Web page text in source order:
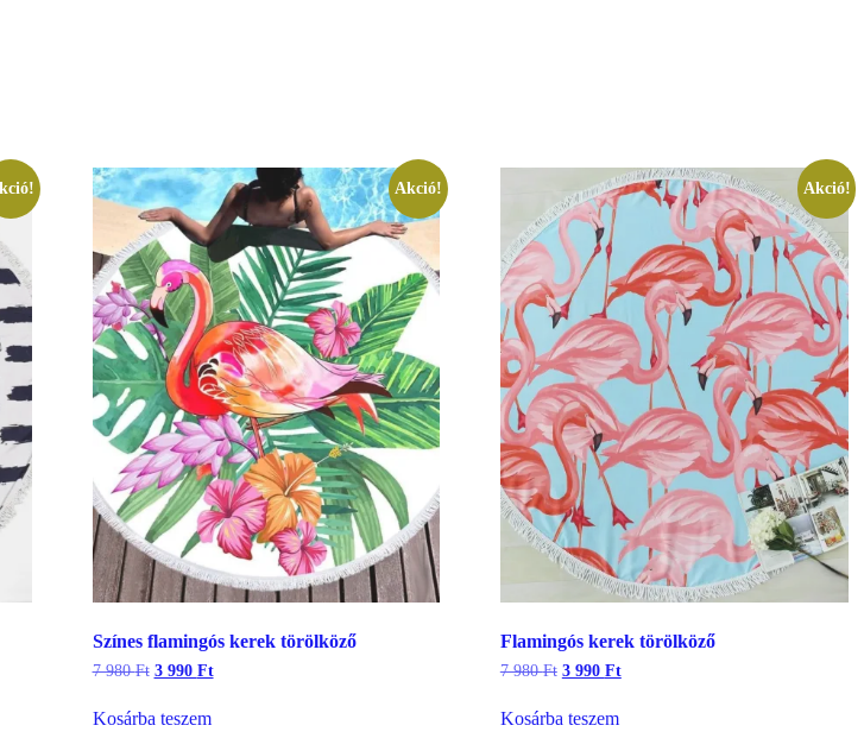
Akció!
Színes flamingós kerek törölköző
7 980Ft Original
7
3 990 FtCurrent
Kosárba teszem
Akció!
Flamingós kerek törölköző
7 980Ft Original
7
3 990 FtCurrent
Kosárba teszem